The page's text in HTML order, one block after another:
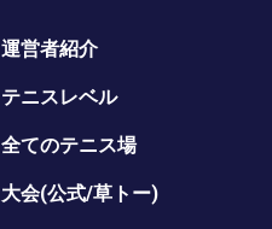
運営者紹介
テニスレベル
全てのテニス場
大会(公式/草トー)